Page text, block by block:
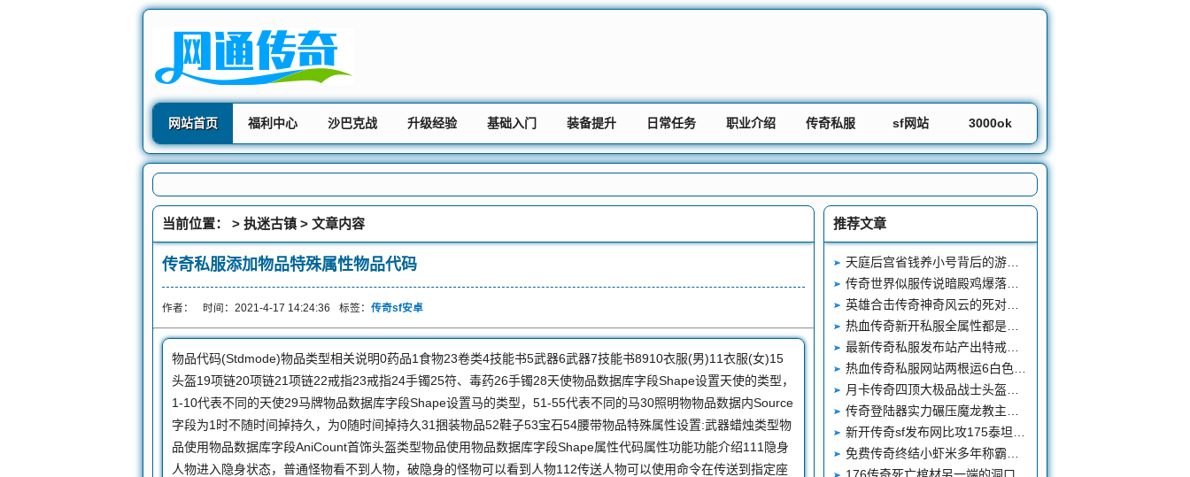
网站首页 福利中心 沙巴克战 升级经验 基础入门 装备提升 日常任务 职业介绍 传奇私服 sf网站 3000ok
当前位置： > 执迷古镇 > 文章内容
传奇私服添加物品特殊属性物品代码
作者： 时间：2021-4-17 14:24:36 标签： 传奇sf安卓
物品代码(Stdmode)物品类型相关说明0药品1食物23卷类4技能书5武器6武器7技能书8910衣服(男)11衣服(女)15
头盔19项链20项链21项链22戒指23戒指24手镯25符、毒药26手镯28天使物品数据库字段Shape设置天使的类型，
1-10代表不同的天使29马牌物品数据库字段Shape设置马的类型，51-55代表不同的马30照明物物品数据内Source
字段为1时不随时间掉持久，为0随时间掉持久31捆装物品52鞋子53宝石54腰带物品特殊属性设置:武器蜡烛类型物
品使用物品数据库字段AniCount首饰头盔类型物品使用物品数据库字段Shape属性代码属性功能功能介绍111隐身
人物进入隐身状态，普通怪物看不到人物，破隐身的怪物可以看到人物112传送人物可以使用命令在传送到指定座
推荐文章
天庭后宫省钱养小号背后的游戏智慧
传奇世界似服传说暗殿鸡爆落魄神兵那暗殿鹿爆什么呢
英雄合击传奇神奇风云的死对头江南风暴曾经也是天下第一会长
热血传奇新开私服全属性都是三位数的未知装备雪玉戒指
最新传奇私服发布站产出特戒又多又好的三大BOSS赤月恶魔才是王者
热血传奇私服网站两根运6白色虎齿项链光芒那根50%运6的真假难辨